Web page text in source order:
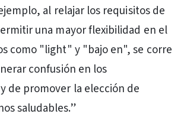
al relajar los requisitos de
una mayor flexibilidad en el
como "light" y "bajo en", se corre
confusión en los
de promover la elección de
saludables.”